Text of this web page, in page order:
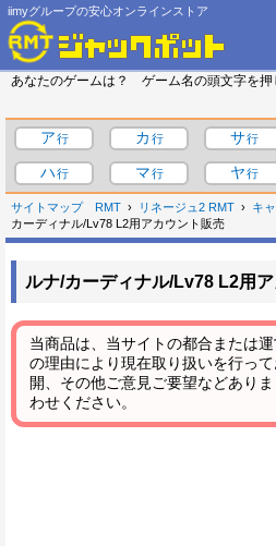
iimyグループの安心オンラインストア
あなたのゲームは？ ゲーム名の頭文字を押
ア
カ サ
ハ
マ ヤ
サイトマップ RMT リネージュ2 RMT キ
カーディナル/Lv78 L2用アカウント販売
ルナ/カーディナル/Lv78 L2用
当商品は、当サイトの都合または
の理由により現在取り扱いを行っ
開、その他ご意見ご要望などあり
わせください。